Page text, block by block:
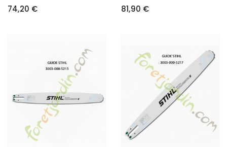
74,20 € 81,90 €